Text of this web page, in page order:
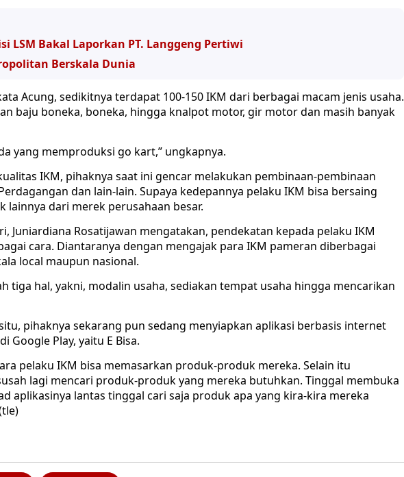
LSM Bakal Laporkan PT. Langgeng Pertiwi
Berskala Dunia
Acung, sedikitnya terdapat 100-150 IKM dari berbagai macam jenis usaha.
baju boneka, boneka, hingga knalpot motor, gir motor dan masih banyak
yang memproduksi go kart,” ungkapnya.
IKM, pihaknya saat ini gencar melakukan pembinaan-pembinaan
dan lain-lain. Supaya kedepannya pelaku IKM bisa bersaing
dari merek perusahaan besar.
Juniardiana Rosatijawan mengatakan, pendekatan kepada pelaku IKM
cara. Diantaranya dengan mengajak para IKM pameran diberbagai
local maupun nasional.
tiga hal, yakni, modalin usaha, sediakan tempat usaha hingga mencarikan
pihaknya sekarang pun sedang menyiapkan aplikasi berbasis internet
Google Play, yaitu E Bisa.
pelaku IKM bisa memasarkan produk-produk mereka. Selain itu
lagi mencari produk-produk yang mereka butuhkan. Tinggal membuka
aplikasinya lantas tinggal cari saja produk apa yang kira-kira mereka